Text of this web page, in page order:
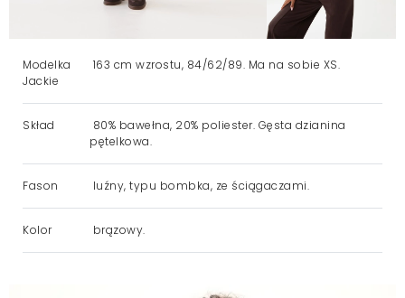
Modelka
Jackie
163 cm wzrostu, 84/62/89. Ma na sobie XS.
Skład
80% bawełna, 20% poliester. Gęsta dzianina
pętelkowa.
Fason luźny, typu bombka, ze ściągaczami.
Kolor brązowy.